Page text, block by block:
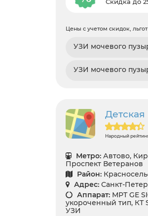
Скидка до
Цены с учетом скидок,
УЗИ мочевого
УЗИ мочевого
Народный
Метро: Автово,
Проспект Ветеранов
Район:
Адрес: Санкт-
Аппарат: МРТ GЕ
укороченный тип, КТ
УЗИ